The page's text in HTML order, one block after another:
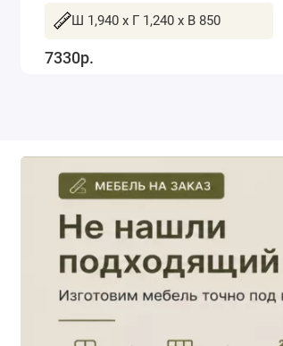
Ш 1,940 x Г 1,240 x В 850
7330р.